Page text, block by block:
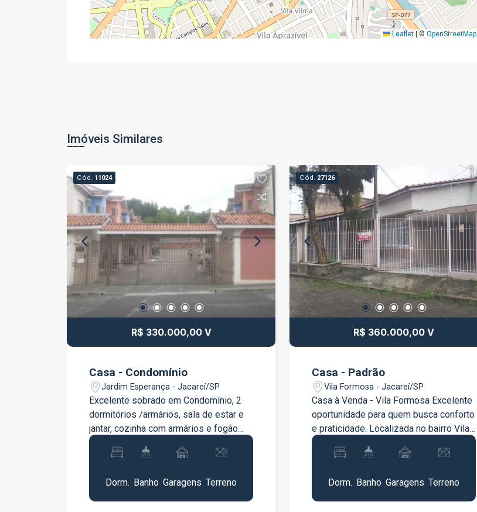
Leaflet © OpenStreetMap
Imóveis Similares
Cód. 11024
R$ 330.000,00 V
Casa - Condomínio
Jardim Esperança - Jacareí/SP
Excelente sobrado em Condomínio, 2
dormitórios /armários, sala de estar e
jantar, cozinha com armários e fogão
cooktop, lavabo, quintal e área gourmet
portão eletrônico para o quintal e
acesso as áreas centrais e saídas
rodovias.
Dorm. Banho Garagens Terreno
Cód. 27126
R$ 360.000,00 V
Casa - Padrão
Vila Formosa - Jacareí/SP
Casa à Venda - Vila Formosa Excelente
oportunidade para quem busca conforto
e praticidade. Localizada no bairro Vila
Formosa, esta casa possui 90 m² de
área construída, muito bem distribuídos:
aconchegante Cozinha funcional 2
vagas de garagem Imóvel ideal para
Dorm. Banho Garagens Terreno